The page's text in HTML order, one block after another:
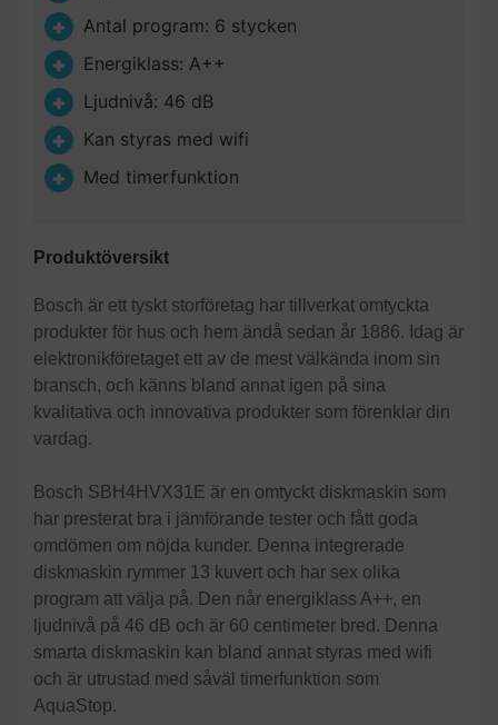
Antal program: 6 stycken
Energiklass: A++
Ljudnivå: 46 dB
Kan styras med wifi
Med timerfunktion
Produktöversikt
Bosch är ett tyskt storföretag har tillverkat omtyckta
produkter för hus och hem ändå sedan år 1886. Idag är
elektronikföretaget ett av de mest välkända inom sin
bransch, och känns bland annat igen på sina
kvalitativa och innovativa produkter som förenklar din
vardag.
Bosch SBH4HVX31E är en omtyckt diskmaskin som
har presterat bra i jämförande tester och fått goda
omdömen om nöjda kunder. Denna integrerade
diskmaskin rymmer 13 kuvert och har sex olika
program att välja på. Den når energiklass A++, en
ljudnivå på 46 dB och är 60 centimeter bred. Denna
smarta diskmaskin kan bland annat styras med wifi
och är utrustad med såväl timerfunktion som
AquaStop.